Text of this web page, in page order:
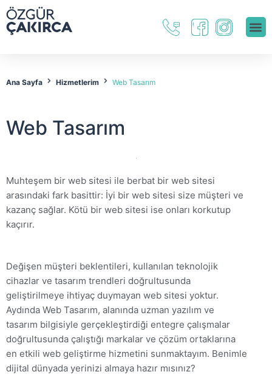
Ana Sayfa Hizmetlerim Web Tasarım
Web Tasarım
Muhteşem bir web sitesi ile berbat bir web sitesi
arasındaki fark basittir: İyi bir web sitesi size müşteri ve
kazanç sağlar. Kötü bir web sitesi ise onları korkutup
kaçırır.
Değişen müşteri beklentileri, kullanılan teknolojik
cihazlar ve tasarım trendleri doğrultusunda
geliştirilmeye ihtiyaç duymayan web sitesi yoktur.
Aydında Web Tasarım, alanında uzman yazılım ve
tasarım bilgisiyle gerçekleştirdiği entegre çalışmalar
doğrultusunda çalıştığı markalar ve çözüm ortaklarına
en etkili web geliştirme hizmetini sunmaktayım. Benimle
dijital dünyada yerinizi almaya hazır mısınız?